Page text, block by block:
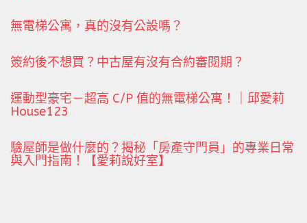
無電梯公寓，真的沒有公設嗎？
簽約後不想買？中古屋有沒有合約審閱期？
運動型豪宅－超高 C/P 值的無電梯公寓！｜邱愛莉
House123
驗屋師是做什麼的？揭秘「房產守門員」的專業日常
與入門指南！【愛莉說好室】